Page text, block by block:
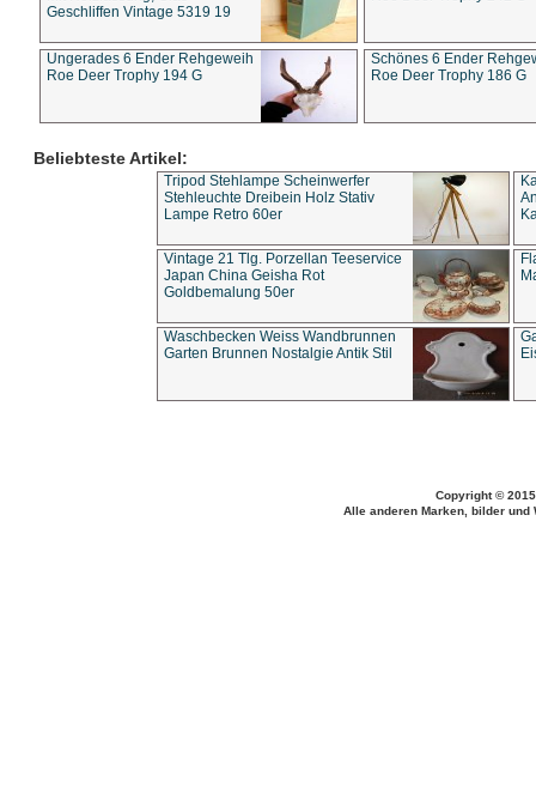
Geschliffen Vintage 5319 19
Ungerades 6 Ender Rehgeweih
Roe Deer Trophy 194 G
Schönes 6 Ender
Roe Deer Trophy 186 G
Beliebteste Artikel:
Tripod Stehlampe Scheinwerfer
Stehleuchte Dreibein Holz Stativ
Lampe Retro 60er
Vintage 21 Tlg. Porzellan Teeservice
Japan China Geisha Rot
Goldbemalung 50er
Waschbecken Weiss Wandbrunnen
Garten Brunnen Nostalgie Antik Stil
Copyright ©
Alle anderen Marken, bilder und